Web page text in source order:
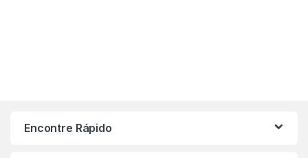
Encontre Rápido